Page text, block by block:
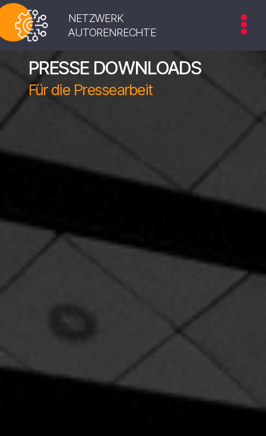
NETZWERK
AUTORENRECHTE
PRESSE DOWNLOADS
Für die Pressearbeit